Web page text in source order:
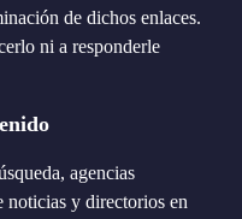
de dichos enlaces.
ni a responderle
agencias
noticias y directorios en